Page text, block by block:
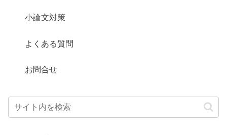
小論文対策
よくある質問
お問合せ